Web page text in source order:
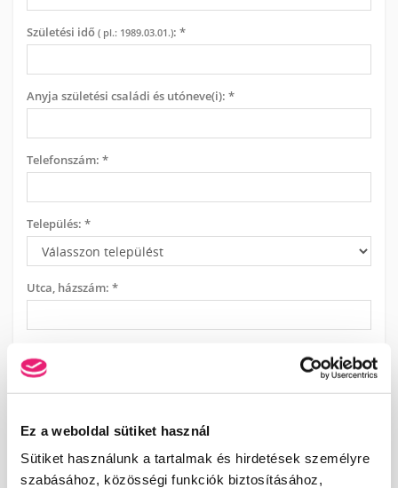
Ez a weboldal sütiket használ
Sütiket használunk a tartalmak és hirdetések személyre
szabásához, közösségi funkciók biztosításához,
Születési idő ( pl.: 1989.03.01.): *
Anyja születési családi és utóneve(i): *
Telefonszám: *
Település: *
Utca, házszám: *
PROFIL KÉP
Saját fotó feltöltése (opcionális)